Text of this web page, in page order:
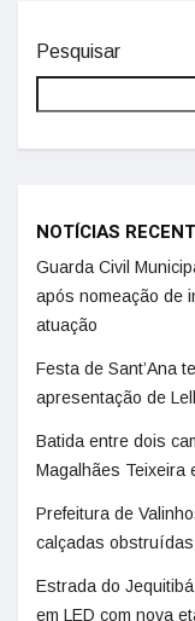
Pesquisar
NOTÍCIAS
Guarda Civil
após nomeação de
atuação
Festa de Sant’Ana
apresentação de
Batida entre dois
Magalhães Teixeira
Prefeitura de
calçadas
Estrada do
em LED com nova